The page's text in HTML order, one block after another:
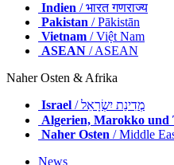
Indien / भारत गणराज्य
Pakistan / Pākistān
Vietnam / Việt Nam
ASEAN / ASEAN
Naher Osten & Afrika
Israel
/ מְדִינַת יִשְׂרָאֵל
Algerien, Marokko und
Naher Osten / Middle
News